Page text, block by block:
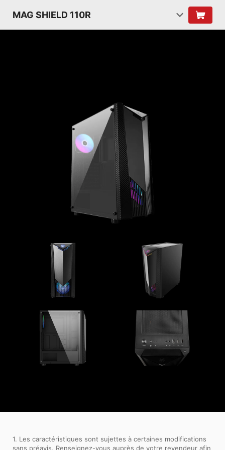
MAG SHIELD 110R
1. Les caractéristiques sont sujettes à certaines modifications
sans préavis. Renseignez-vous auprès de votre revendeur afin